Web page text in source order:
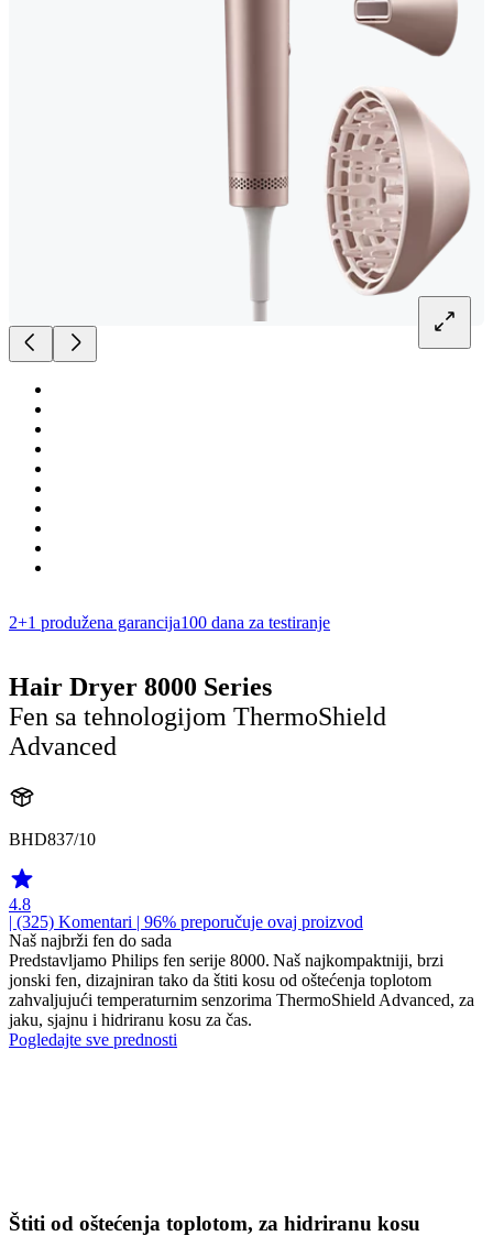
2+1 produžena garancija100 dana za testiranje
Hair Dryer 8000 Series
Fen sa tehnologijom ThermoShield
Advanced
BHD837/10
4.8
| (325) Komentari | 96% preporučuje ovaj proizvod
Naš najbrži fen do sada
Predstavljamo Philips fen serije 8000. Naš najkompaktniji, brzi
jonski fen, dizajniran tako da štiti kosu od oštećenja toplotom
zahvaljujući temperaturnim senzorima ThermoShield Advanced, za
jaku, sjajnu i hidriranu kosu za čas.
Pogledajte sve prednosti
Štiti od oštećenja toplotom, za hidriranu kosu